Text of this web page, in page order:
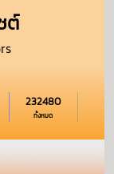
ต์
ทั้งหมด
232480